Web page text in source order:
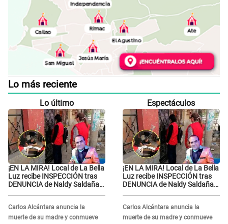
Lo más reciente
Lo último
¡EN LA MIRA! Local de La Bella
Luz recibe INSPECCIÓN tras
DENUNCIA de Naldy Saldaña
Carlos Alcántara anuncia la
muerte de su madre y conmueve
Espectáculos
¡EN LA MIRA! Local de La Bella
Luz recibe INSPECCIÓN tras
DENUNCIA de Naldy Saldaña
Carlos Alcántara anuncia la
muerte de su madre y conmueve